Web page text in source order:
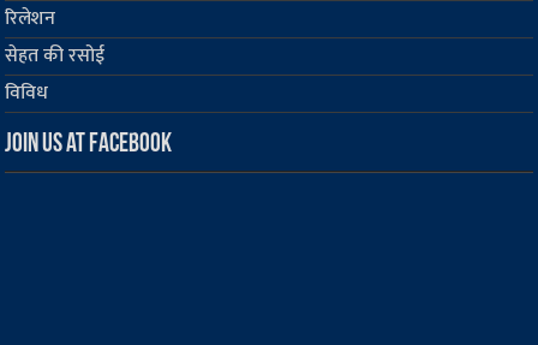
रिलेशन
सेहत की रसोई
विविध
Join us at Facebook